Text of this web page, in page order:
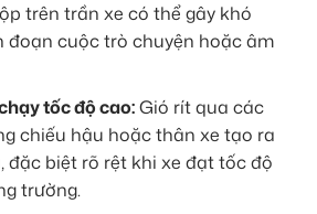
trên trần xe có thể gây khó
đoạn cuộc trò chuyện hoặc âm
tốc độ cao:Gió rít qua các
chiếu hậu hoặc thân xe tạo ra
đặc biệt rõ rệt khi xe đạt tốc độ
trường.